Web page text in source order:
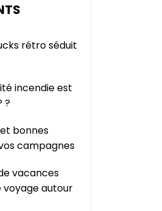
rétro séduit
incendie est
?
bonnes
campagnes
vacances
autour